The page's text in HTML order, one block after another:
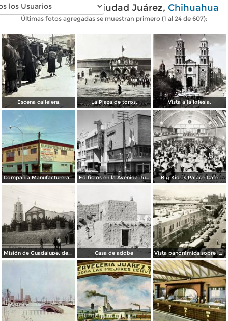
Fotos antiguas de Ciudad Juárez, Chihuahua
Últimas fotos agregadas se muestran primero (1 al 24 de 607):
Escena callejera. La Plaza de toros. Vista a la Iglesia.
Compañía Manufacturera Plamex, en el cruce de Insurgentes y Paraguay Edificios en la Avenida Juárez Big Kid´s Palace Café
Misión de Guadalupe, depúes de la toma de Ciudad Juárez, durante la Revolución Mexicana Casa de adobe Vista panorámica sobre la Avenida 16 de Septiembre